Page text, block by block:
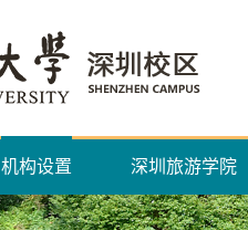
机构设置 深圳旅游学院